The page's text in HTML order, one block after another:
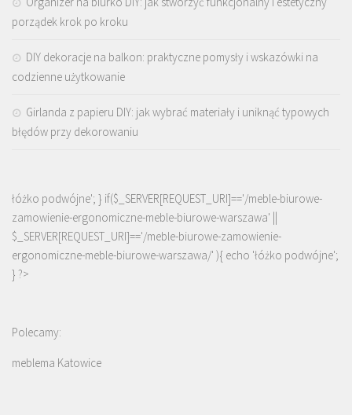
porządek krok po kroku
DIY dekoracje na balkon: praktyczne pomysły i wskazówki na
codzienne użytkowanie
Girlanda z papieru DIY: jak wybrać materiały i uniknąć typowych
błędów przy dekorowaniu
łóżko podwójne'; } if($_SERVER[REQUEST_URI]=='/meble-biurowe-
zamowienie-ergonomiczne-meble-biurowe-warszawa' ||
$_SERVER[REQUEST_URI]=='/meble-biurowe-zamowienie-
ergonomiczne-meble-biurowe-warszawa/' ){ echo 'łóżko podwójne';
} ?>
Polecamy:
meblema Katowice